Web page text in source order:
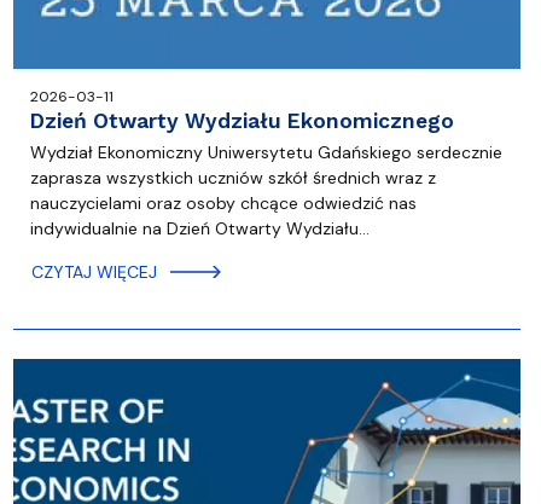
2026-03-11
Dzień Otwarty Wydziału Ekonomicznego
Wydział Ekonomiczny Uniwersytetu Gdańskiego serdecznie
zaprasza wszystkich uczniów szkół średnich wraz z
nauczycielami oraz osoby chcące odwiedzić nas
indywidualnie na Dzień Otwarty Wydziału…
CZYTAJ WIĘCEJ